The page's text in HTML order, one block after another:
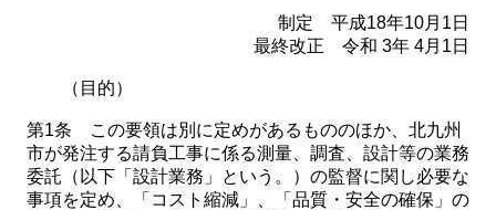
制定 平成18年10月1日
最終改正 令和 3年 4月1日
（目的）
第1条 この要領は別に定めがあるもののほか、北九州
市が発注する請負工事に係る測量、調査、設計等の業務
委託（以下「設計業務」という。）の監督に関し必要な
事項を定め、「コスト縮減」、「品質・安全の確保」の